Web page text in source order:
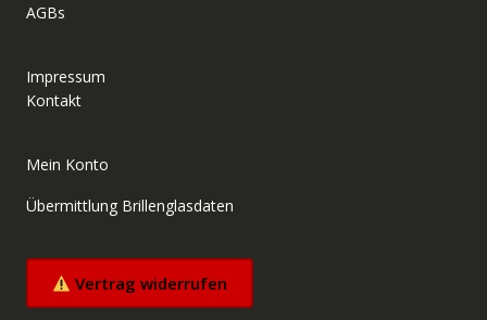
AGBs
Impressum
Kontakt
Mein Konto
Übermittlung Brillenglasdaten
Vertrag widerrufen